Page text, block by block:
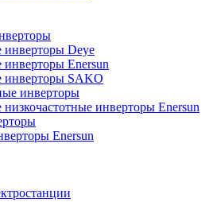
Deye
Enersun
инверторы SAKO
инверторы
инверторы Enersun
Enersun